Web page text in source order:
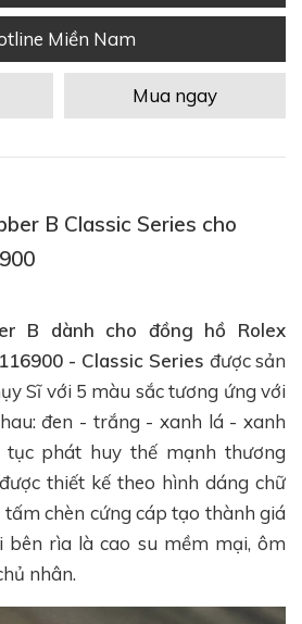
Miền Nam
Mua ngay
B Classic Series cho
B dành cho đồng hồ Rolex
- Classic Series được sản
Sĩ với 5 màu sắc tương ứng với
đen - trắng - xanh lá - xanh
phát huy thế mạnh thương
thiết kế theo hình dáng chữ
chèn cứng cáp tạo thành giá
bên rìa là cao su mềm mại, ôm
nhân.